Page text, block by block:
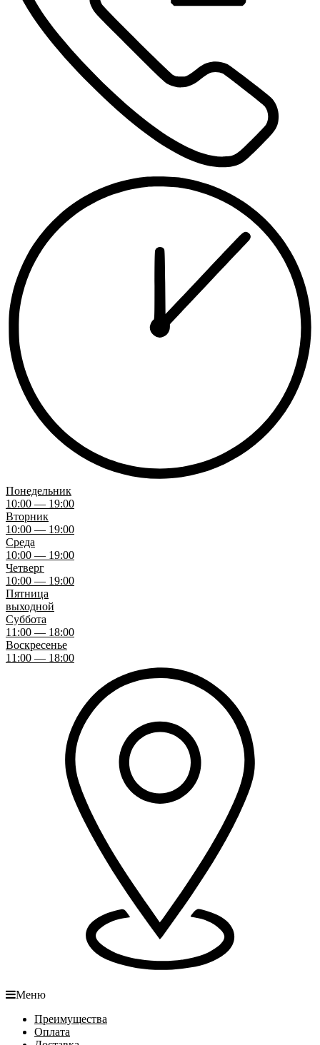
Понедельник
10:00 — 19:00
Вторник
10:00 — 19:00
Среда
10:00 — 19:00
Четверг
10:00 — 19:00
Пятница
выходной
Суббота
11:00 — 18:00
Воскресенье
11:00 — 18:00
Меню
Преимущества
Оплата